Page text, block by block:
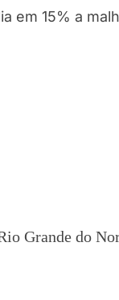
Grande do